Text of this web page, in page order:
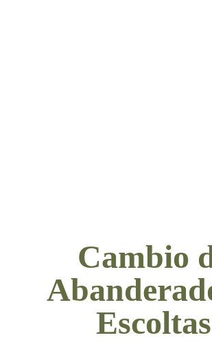
Cambio
Escoltas